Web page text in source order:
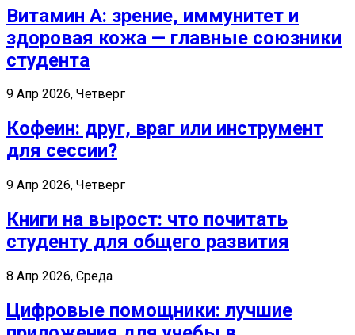
Витамин А: зрение, иммунитет и
здоровая кожа — главные союзники
студента
9 Апр 2026, Четверг
Кофеин: друг, враг или инструмент
для сессии?
9 Апр 2026, Четверг
Книги на вырост: что почитать
студенту для общего развития
8 Апр 2026, Среда
Цифровые помощники: лучшие